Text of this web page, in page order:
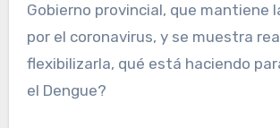
Gobierno provincial, que mantiene
por el coronavirus, y se muestra
flexibilizarla, qué está haciendo
el Dengue?